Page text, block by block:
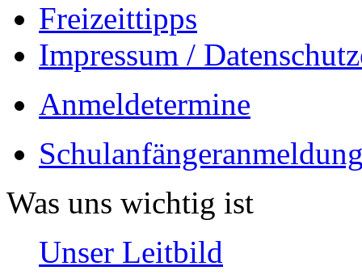
Freizeittipps
Impressum /
Anmeldetermine
Was uns wichtig ist
Unser Leitbild